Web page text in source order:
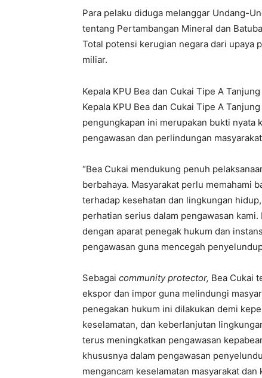
Para pelaku diduga melanggar Undang-
tentang Pertambangan Mineral dan
Total potensi kerugian negara dari upaya
miliar.
Kepala KPU Bea dan Cukai Tipe A
Kepala KPU Bea dan Cukai Tipe A
pengungkapan ini merupakan bukti nyata
pengawasan dan perlindungan
“Bea Cukai mendukung penuh
berbahaya. Masyarakat perlu memahami
terhadap kesehatan dan lingkungan
perhatian serius dalam pengawasan
dengan aparat penegak hukum dan
pengawasan guna mencegah
Sebagai community protector, Bea Cukai
ekspor dan impor guna melindungi
penegakan hukum ini dilakukan demi
keselamatan, dan keberlanjutan
terus meningkatkan pengawasan
khususnya dalam pengawasan
mengancam keselamatan masyarakat